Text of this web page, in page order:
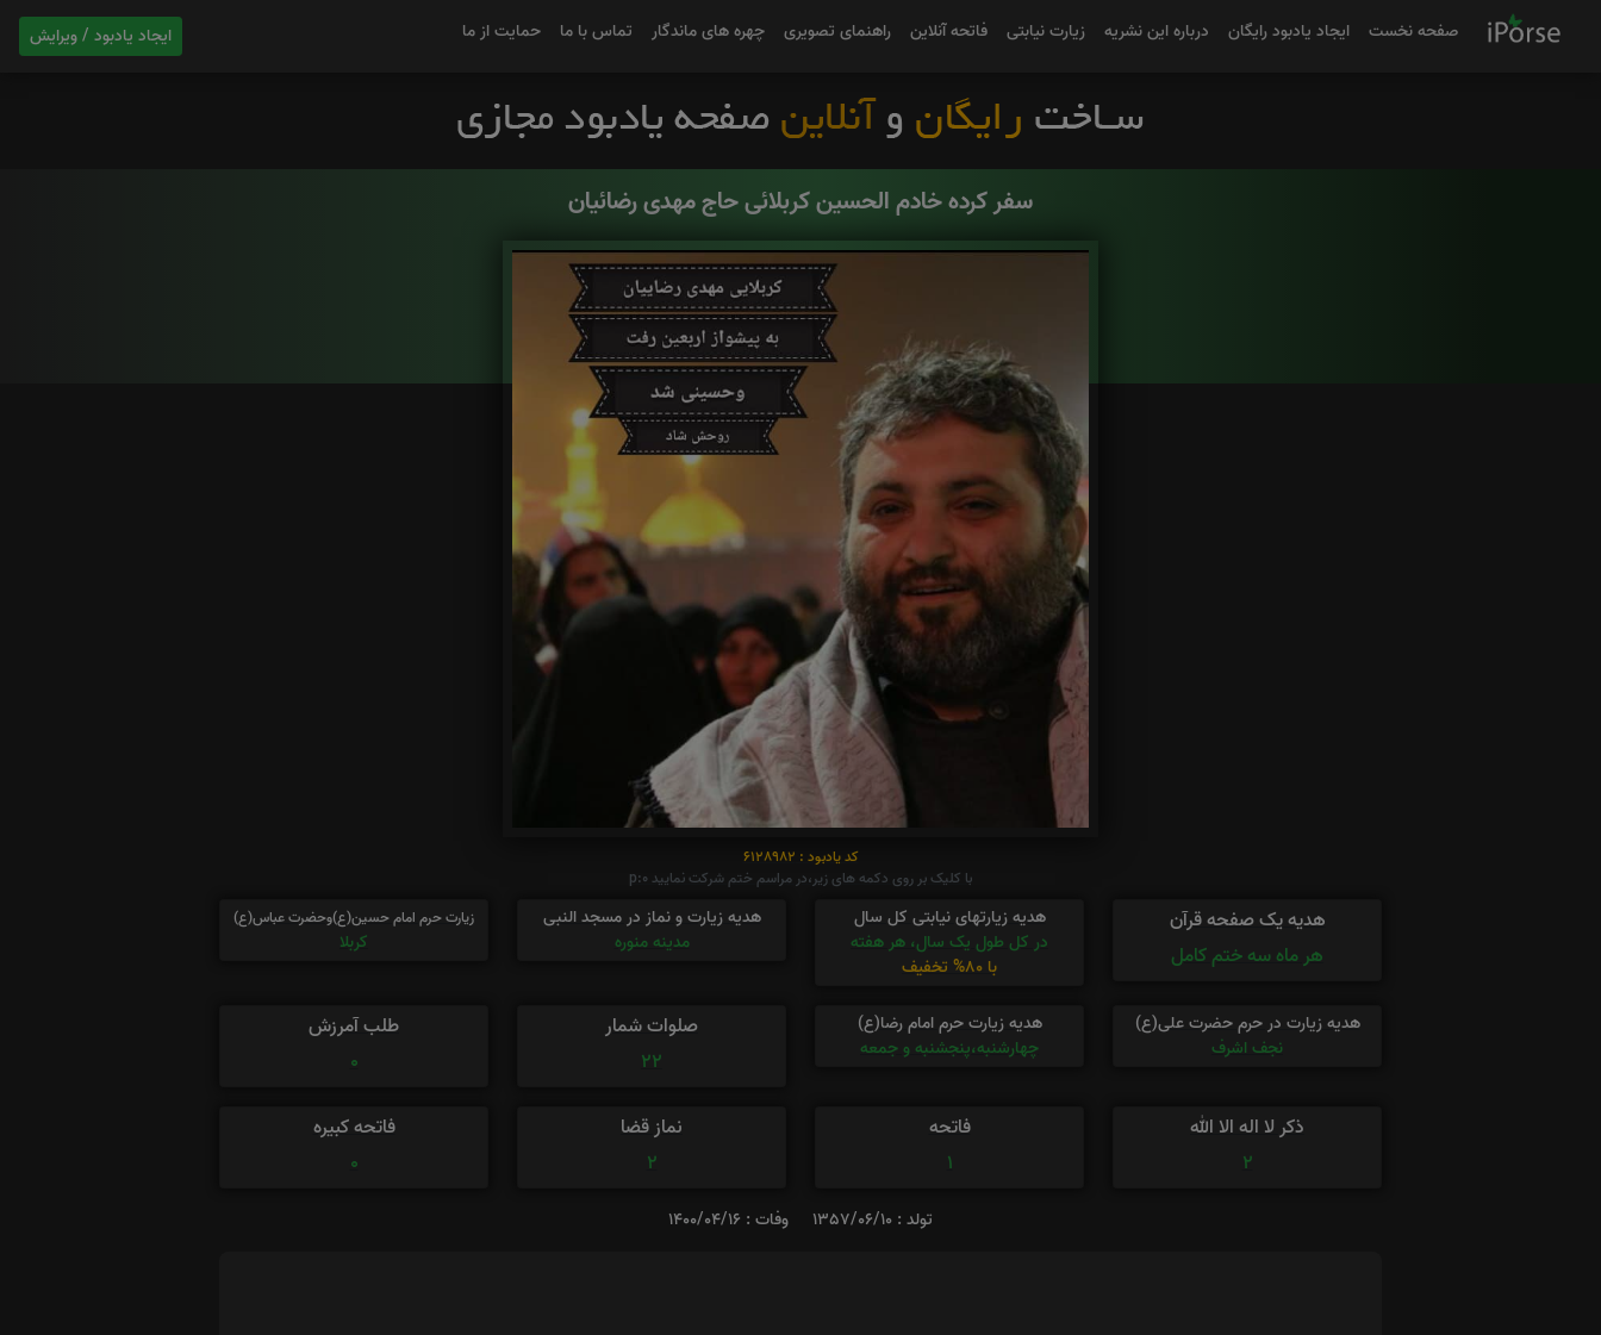
ایجاد یادبود / ویرایش صفحه نخست ایجاد یادبود رایگان درباره این نشریه زیارت نیابتی فاتحه آنلاین راهنمای تصویری چهره های ماندگار تماس با ما حمایت از ما
سفر کرده خادم الحسین کربلائی حاج مهدی رضائیان
کد یادبود : 6128982
با کلیک بر روی دکمه های زیر،در مراسم ختم شرکت نمایید p:0
هدیه یک صفحه قرآن
هر ماه سه ختم کامل
هدیه زیارتهای نیابتی کل سال
در کل طول یک سال، هر هفته
با 80% تخفیف
هدیه زیارت و نماز در مسجد النبی
مدینه منوره
زیارت حرم امام حسین(ع)وحضرت عباس(ع)
کربلا
هدیه زیارت در حرم حضرت علی(ع)
نجف اشرف
هدیه زیارت حرم امام رضا(ع)
چهارشنبه،پنجشنبه و جمعه
صلوات شمار
22
طلب آمرزش
0
ذکر لا اله الا الله
2
فاتحه
1
نماز قضا
2
فاتحه کبیره
0
تولد : 1357/06/10 وفات : 1400/04/16